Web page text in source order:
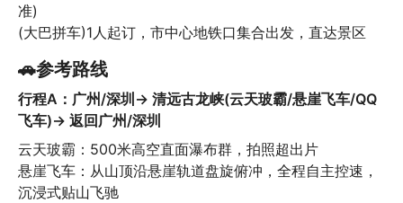
准)
(大巴拼车)1人起订，市中心地铁口集合出发，直达景区
🚗参考路线
行程A：广州/深圳→ 清远古龙峡(云天玻霸/悬崖飞车/QQ
飞车)→ 返回广州/深圳
云天玻霸：500米高空直面瀑布群，拍照超出片
悬崖飞车：从山顶沿悬崖轨道盘旋俯冲，全程自主控速，
沉浸式贴山飞驰